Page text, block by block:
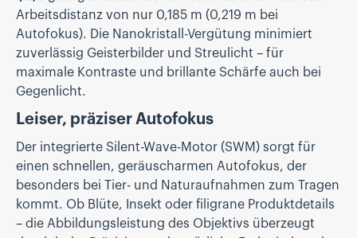
Arbeitsdistanz von nur 0,185 m (0,219 m bei
Autofokus). Die Nanokristall-Vergütung minimiert
zuverlässig Geisterbilder und Streulicht – für
maximale Kontraste und brillante Schärfe auch bei
Gegenlicht.
Leiser, präziser Autofokus
Der integrierte Silent-Wave-Motor (SWM) sorgt für
einen schnellen, geräuscharmen Autofokus, der
besonders bei Tier- und Naturaufnahmen zum Tragen
kommt. Ob Blüte, Insekt oder filigrane Produktdetails
– die Abbildungsleistung des Objektivs überzeugt